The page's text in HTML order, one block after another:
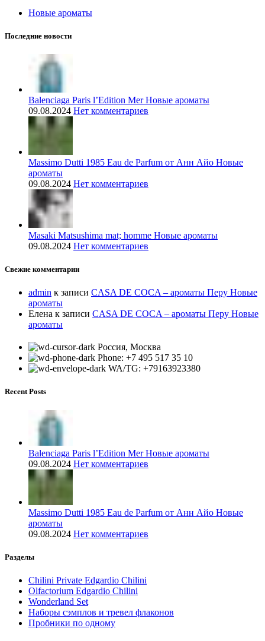
Новые ароматы
Последние новости
Balenciaga Paris l’Edition Mer Новые ароматы
09.08.2024 Нет комментариев
Massimo Dutti 1985 Eau de Parfum от Анн Айо Новые
ароматы
09.08.2024 Нет комментариев
Masaki Matsushima mat; homme Новые ароматы
09.08.2024 Нет комментариев
Свежие комментарии
admin к записи CASA DE COCA – ароматы Перу Новые
ароматы
Елена к записи CASA DE COCA – ароматы Перу Новые
ароматы
Россия, Москва
Phone: +7 495 517 35 10
WA/TG: +79163923380
Recent Posts
Balenciaga Paris l’Edition Mer Новые ароматы
09.08.2024 Нет комментариев
Massimo Dutti 1985 Eau de Parfum от Анн Айо Новые
ароматы
09.08.2024 Нет комментариев
Разделы
Chilini Private Edgardio Chilini
Olfactorium Edgardio Chilini
Wonderland Set
Наборы сэмплов и тревел флаконов
Пробники по одному